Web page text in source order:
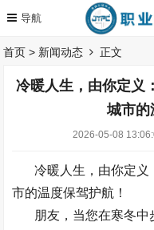
首页 > 新闻动态 正文
冷暖人生，由你定义
城市的
2026-05-08
冷暖人生，由你定义
市的温度保驾护航！
朋友，当您在寒冬